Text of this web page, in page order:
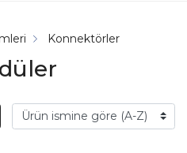
Konnektörler